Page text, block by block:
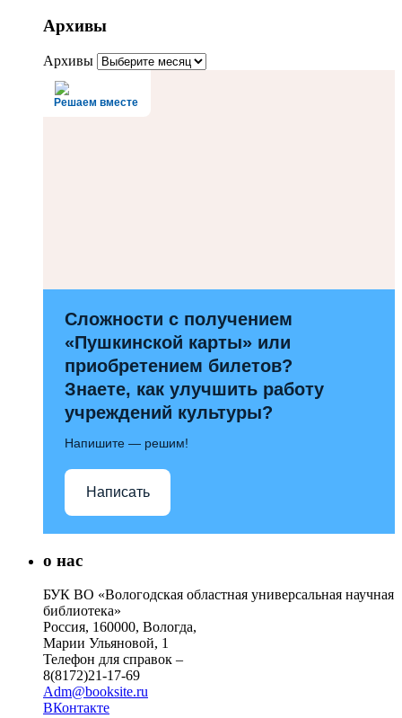
Архивы
Архивы
Решаем вместе
Сложности с получением
«Пушкинской карты» или
приобретением билетов?
Знаете, как улучшить работу
учреждений культуры?
Напишите — решим!
Написать
о нас
БУК ВО «Вологодская областная универсальная научная
библиотека»
Россия, 160000, Вологда,
Марии Ульяновой, 1
Телефон для справок –
8(8172)21-17-69
Adm@booksite.ru
ВКонтакте